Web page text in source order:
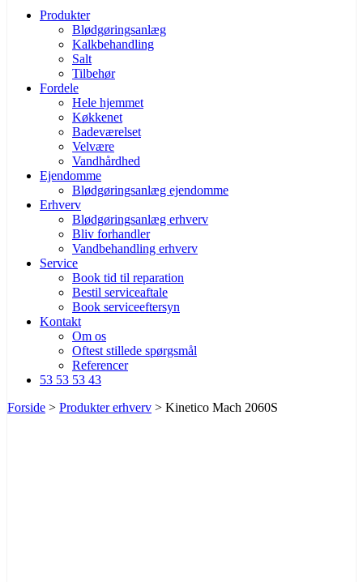
Produkter
Blødgøringsanlæg
Kalkbehandling
Salt
Tilbehør
Fordele
Hele hjemmet
Køkkenet
Badeværelset
Velvære
Vandhårdhed
Ejendomme
Blødgøringsanlæg ejendomme
Erhverv
Blødgøringsanlæg erhverv
Bliv forhandler
Vandbehandling erhverv
Service
Book tid til reparation
Bestil serviceaftale
Book serviceeftersyn
Kontakt
Om os
Oftest stillede spørgsmål
Referencer
53 53 53 43
Forside > Produkter erhverv > Kinetico Mach 2060S